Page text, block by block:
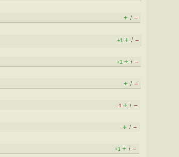
+ / –
+1 + / –
+1 + / –
+ / –
–1 + / –
+ / –
+1 + / –